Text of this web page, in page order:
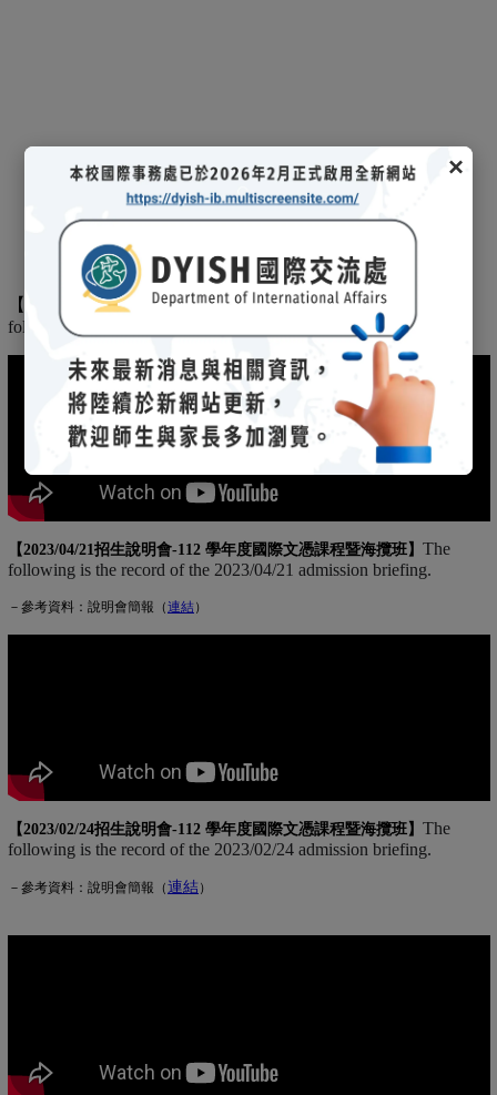
×
(另開新視窗)
【 2025/03/08招生說明會-114 學年度國際文憑課程暨海攬班
following is the record of the 2025/03/08 admission briefing.
【2023/04/21招生說明會-112 學年度國際文憑課程暨海攬班】 The
following is the record of the 2023/04/21 admission briefing.
－參考資料：說明會簡報（連結(另開新視窗)
）
【2023/02/24招生說明會-112 學年度國際文憑課程暨海攬班】 The
following is the record of the 2023/02/24 admission briefing.
－參考資料：說明會簡報（連結(另開新視窗)
）